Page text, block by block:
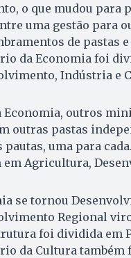
o que mudou para
uma gestão para
de pastas
da Economia foi
Indústria e
Economia, outros
outras pastas
pautas, uma para
em Agricultura,
se tornou
Regional
foi dividida em
da Cultura também